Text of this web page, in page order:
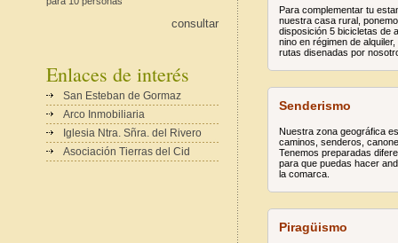
consultar
Enlaces de interés
San Esteban de Gormaz
Arco Inmobiliaria
Iglesia Ntra. Sñra. del Rivero
Asociación Tierras del Cid
Para complementar tu
nuestra casa rural,
disposición 5 bicicletas de
nino en régimen de
rutas disenadas por
Senderismo
Nuestra zona geográfica
caminos, senderos,
Tenemos preparadas
para que puedas hacer
la comarca.
Piragüismo